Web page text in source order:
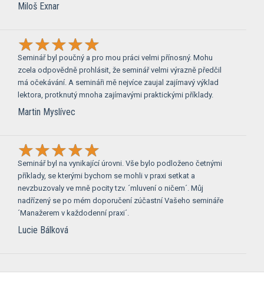
Miloš Exnar
Seminář byl poučný a pro mou práci velmi přínosný. Mohu
zcela odpovědně prohlásit, že seminář velmi výrazně předčil
má očekávání. A semináři mě nejvíce zaujal zajímavý výklad
lektora, protknutý mnoha zajímavými praktickými příklady.
Martin Myslívec
Seminář byl na vynikající úrovni. Vše bylo podloženo četnými
příklady, se kterými bychom se mohli v praxi setkat a
nevzbuzovaly ve mně pocity tzv. ´mluvení o ničem´. Můj
nadřízený se po mém doporučení zúčastní Vašeho semináře
´Manažerem v každodenní praxi´.
Lucie Bálková